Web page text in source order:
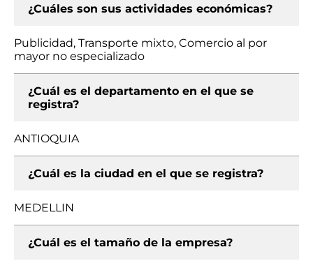
¿Cuáles son sus actividades económicas?
Publicidad, Transporte mixto, Comercio al por
mayor no especializado
¿Cuál es el departamento en el que se
registra?
ANTIOQUIA
¿Cuál es la ciudad en el que se registra?
MEDELLIN
¿Cuál es el tamaño de la empresa?